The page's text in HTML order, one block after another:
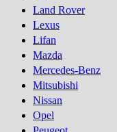
Land Rover
Lexus
Lifan
Mazda
Mercedes-Benz
Mitsubishi
Nissan
Opel